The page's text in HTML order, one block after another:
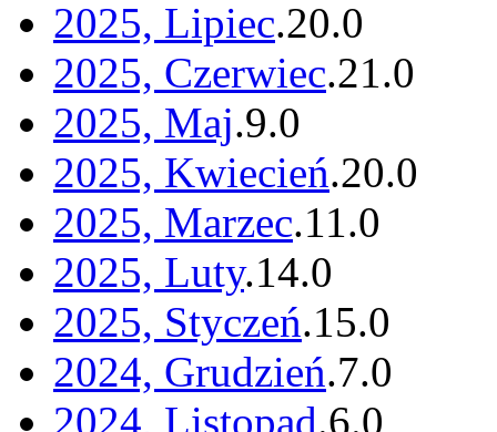
2025, Lipiec.20.0
2025, Czerwiec.21.0
2025, Maj.9.0
2025, Kwiecień.20.0
2025, Marzec.11.0
2025, Luty.14.0
2025, Styczeń.15.0
2024, Grudzień.7.0
2024, Listopad.6.0